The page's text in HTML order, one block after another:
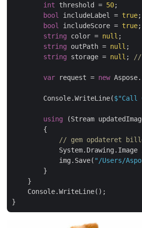
int threshold = 50;
bool
includeLabel = true;
bool
includeScore = true;
string color = null ;
string outPath = null ;
string storage = null ; //
var request = new
        Console.WriteLine(
$"Call
using (Stream
        {
// gem opdateret
System.Drawing.Image
            img.Save(
"/Users/
        }
    }
    Console.WriteLine();